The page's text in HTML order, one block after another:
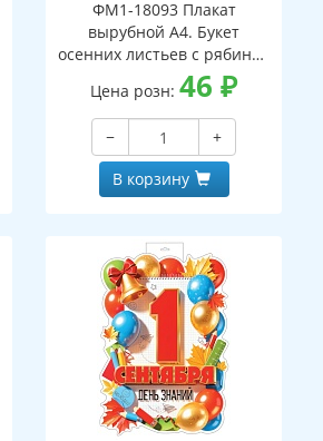
ФМ1-18093 Плакат
вырубной А4. Букет
осенних листьев с рябиной
(двухсторонний, ВД-лак)
Цена розн:46₽
−
+
В корзину